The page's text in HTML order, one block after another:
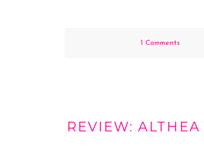
1 Comments
REVIEW: